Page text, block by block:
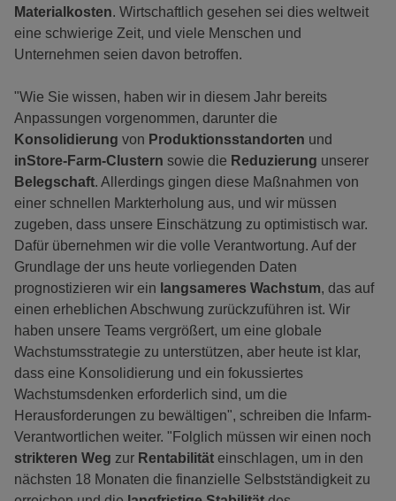
Materialkosten. Wirtschaftlich gesehen sei dies weltweit
eine schwierige Zeit, und viele Menschen und
Unternehmen seien davon betroffen.
"Wie Sie wissen, haben wir in diesem Jahr bereits
Anpassungen vorgenommen, darunter die
Konsolidierung von Produktionsstandorten und
inStore-Farm-Clustern sowie die Reduzierung unserer
Belegschaft. Allerdings gingen diese Maßnahmen von
einer schnellen Markterholung aus, und wir müssen
zugeben, dass unsere Einschätzung zu optimistisch war.
Dafür übernehmen wir die volle Verantwortung. Auf der
Grundlage der uns heute vorliegenden Daten
prognostizieren wir ein langsameres Wachstum, das auf
einen erheblichen Abschwung zurückzuführen ist. Wir
haben unsere Teams vergrößert, um eine globale
Wachstumsstrategie zu unterstützen, aber heute ist klar,
dass eine Konsolidierung und ein fokussiertes
Wachstumsdenken erforderlich sind, um die
Herausforderungen zu bewältigen", schreiben die Infarm-
Verantwortlichen weiter. "Folglich müssen wir einen noch
strikteren Weg zur Rentabilität einschlagen, um in den
nächsten 18 Monaten die finanzielle Selbstständigkeit zu